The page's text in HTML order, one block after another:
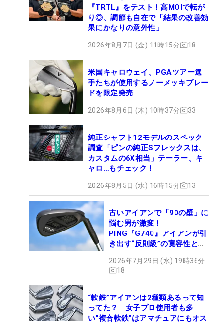
『TRTL』をテスト！高MOIで転が
り◎、調節も自在で「結果の改善効
果にかなりの意外性」
2026年8月7日 (金) 11時15分 18
米国キャロウェイ、PGAツアー選
手たちが使用するノーメッキブレー
ドを限定発売
2026年8月6日 (木) 10時37分 33
純正シャフト12モデルのスペック
調査「ピンの純正Sフレックスは、
カスタムの6X相当」テーラー、キ
ャロ…もチェック！
2026年8月5日 (水) 16時15分 13
古いアイアンで「90の壁」に
悩む男が激変！
PING『G740』アイアンが引
き出す“反則級”の寛容性と飛
2026年7月29日 (水) 19時36分
18
“軟鉄”アイアンは2種類あるって知
ってた？ 女子プロ使用者も多
い“複合軟鉄”はアマチュアにもオス